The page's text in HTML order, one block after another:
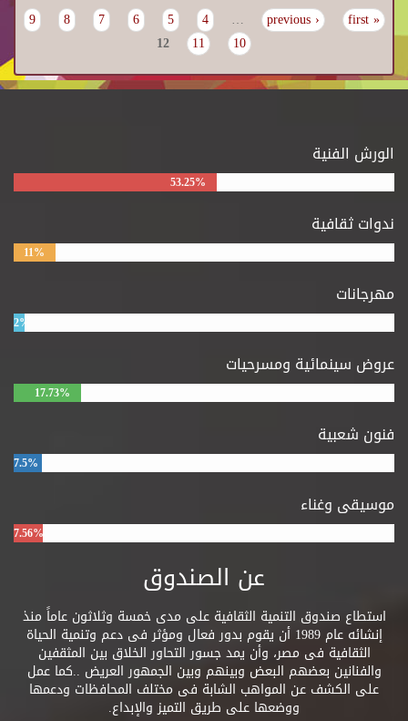
Pages
« first
‹ previous
…
4
5
6
7
8
9
10
11
12
الورش الفنية
53.25%
ندوات ثقافية
11%
مهرجانات
2%
عروض سينمائية ومسرحيات
17.73%
فنون شعبية
7.5%
موسيقى وغناء
7.56%
عن الصندوق
استطاع صندوق التنمية الثقافية على مدى خمسة وثلاثون عاماً منذ
إنشائه عام 1989 أن يقوم بدور فعال ومؤثر فى دعم وتنمية الحياة
الثقافية فى مصر، وأن يمد جسور التحاور الخلاق بين المثقفين
والفنانين بعضهم البعض وبينهم وبين الجمهور العريض ..كما عمل
على الكشف عن المواهب الشابة فى مختلف المحافظات ودعمها
ووضعها على طريق التميز والإبداع.